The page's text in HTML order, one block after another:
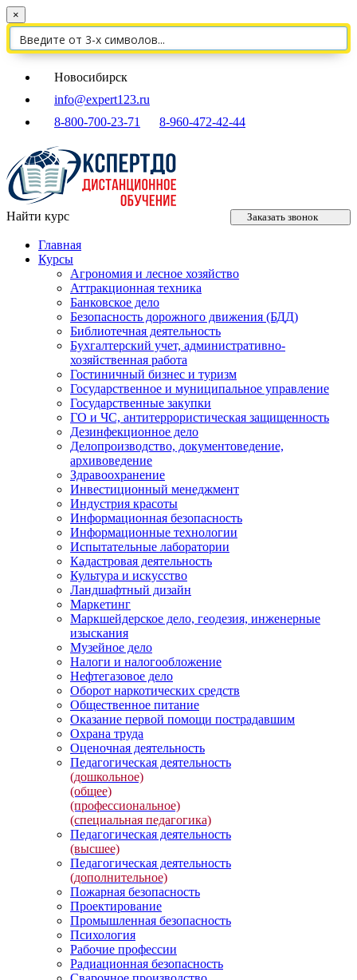
×
Новосибирск
info@expert123.ru
8-800-700-23-71
8-960-472-42-44
Найти курс Заказать звонок
Главная
Курсы
Агрономия и лесное хозяйство
Аттракционная техника
Банковское дело
Безопасность дорожного движения (БДД)
Библиотечная деятельность
Бухгалтерский учет, административно-
хозяйственная работа
Гостиничный бизнес и туризм
Государственное и муниципальное управление
Государственные закупки
ГО и ЧС, антитеррористическая защищенность
Дезинфекционное дело
Делопроизводство, документоведение,
архивоведение
Здравоохранение
Инвестиционный менеджмент
Индустрия красоты
Информационная безопасность
Информационные технологии
Испытательные лаборатории
Кадастровая деятельность
Культура и искусство
Ландшафтный дизайн
Маркетинг
Маркшейдерское дело, геодезия, инженерные
изыскания
Музейное дело
Налоги и налогообложение
Нефтегазовое дело
Оборот наркотических средств
Общественное питание
Оказание первой помощи пострадавшим
Охрана труда
Оценочная деятельность
Педагогическая деятельность
(дошкольное)
(общее)
(профессиональное)
(специальная педагогика)
Педагогическая деятельность
(высшее)
Педагогическая деятельность
(дополнительное)
Пожарная безопасность
Проектирование
Промышленная безопасность
Психология
Рабочие профессии
Радиационная безопасность